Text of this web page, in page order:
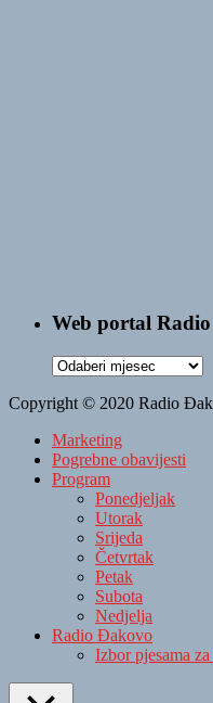
Web portal
Web
Radio
–
Arhiva
Copyright © 2020 Radio
Marketing
Pogrebne obavijesti
Program
Ponedjeljak
Utorak
Srijeda
Četvrtak
Petak
Subota
Nedjelja
Radio Đakovo
Izbor pjesama